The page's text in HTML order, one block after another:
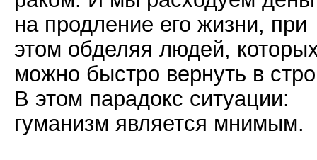
на продление его жизни, при
этом обделяя людей,
можно быстро вернуть в
В этом парадокс ситуации:
гуманизм является мнимым.